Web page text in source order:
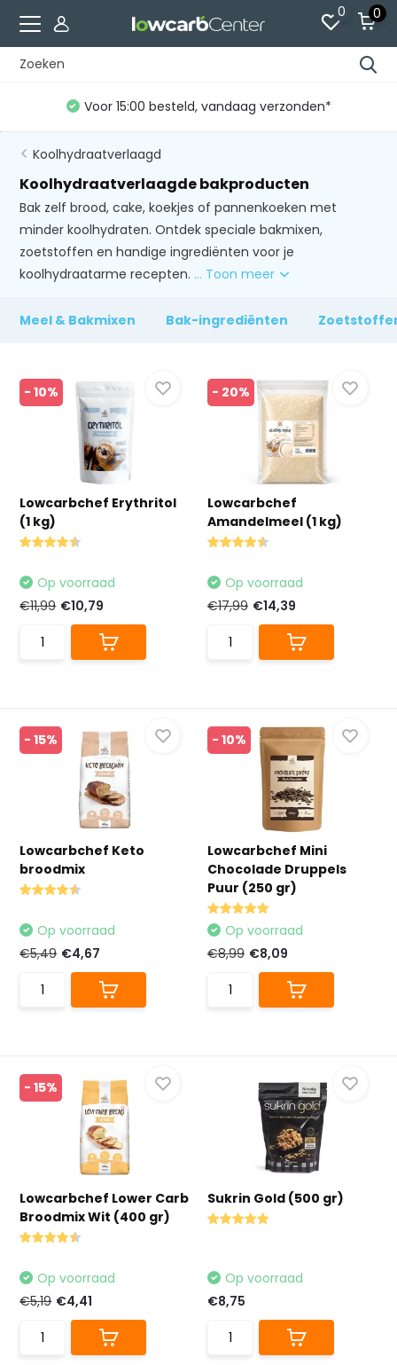
0 0
Gratis verzending vanaf €60 (NL)*
Koolhydraatverlaagd
Koolhydraatverlaagde bakproducten
Bak zelf brood, cake, koekjes of pannenkoeken met
minder koolhydraten. Ontdek speciale bakmixen,
zoetstoffen en handige ingrediënten voor je
koolhydraatarme recepten. ... Toon meer
Meel & Bakmixen Bak-ingrediënten
- 10%
Lowcarbchef Erythritol
(1 kg)
Op voorraad
€11,99 €10,79
- 20%
Lowcarbchef
Amandelmeel (1 kg)
Op voorraad
€17,99 €14,39
- 15%
Lowcarbchef Keto
broodmix
Op voorraad
€5,49 €4,67
- 10%
Lowcarbchef Mini
Chocolade Druppels
Puur (250 gr)
Op voorraad
€8,99 €8,09
- 15%
Lowcarbchef Lower Carb
Broodmix Wit (400 gr)
Op voorraad
€5,19 €4,41
Sukrin Gold (500 gr)
Op voorraad
€8,75